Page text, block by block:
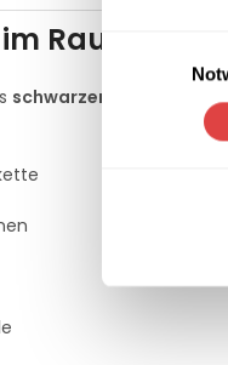
im
schwarzem Gestell und